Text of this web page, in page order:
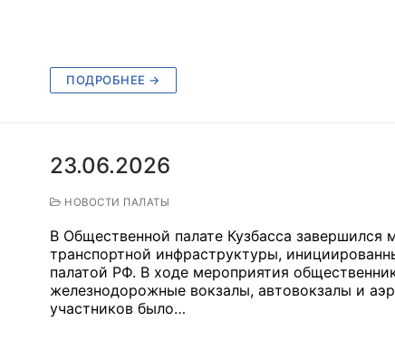
ПОДРОБНЕЕ →
23.06.2026
НОВОСТИ ПАЛАТЫ
В Общественной палате Кузбасса завершился
транспортной инфраструктуры,
палатой РФ. В ходе мероприятия
железнодорожные вокзалы, автовокзалы и
участников было…